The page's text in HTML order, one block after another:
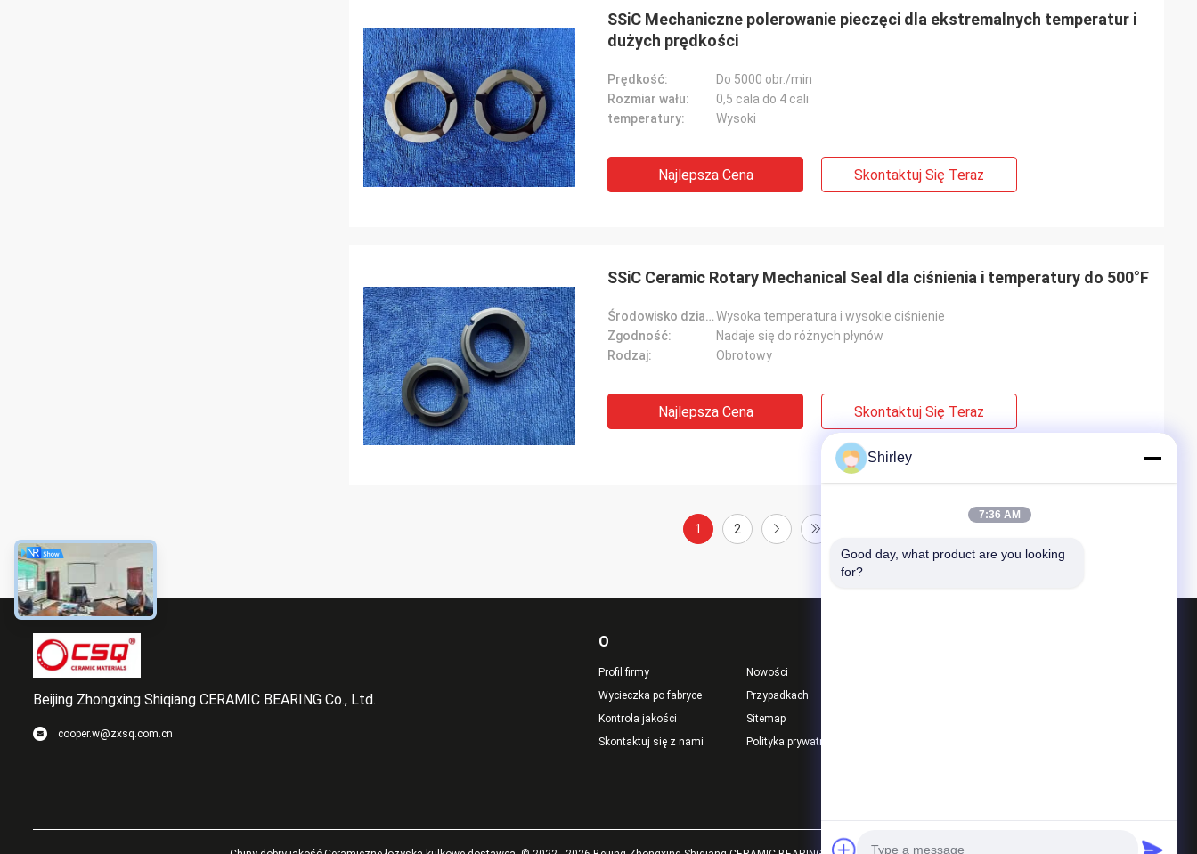
SSiC Mechaniczne polerowanie pieczęci dla ekstremalnych temperatur i
dużych prędkości
Prędkość:
Do 5000 obr./min
Rozmiar wału:
0,5 cala do 4 cali
temperatury:
Wysoki
Najlepsza Cena Skontaktuj Się Teraz
SSiC Ceramic Rotary Mechanical Seal dla ciśnienia i temperatury do 500°F
Środowisko działania:Wysoka temperatura i wysokie ciśnienie
Zgodność:
Nadaje się do różnych płynów
Rodzaj:
Obrotowy
Najlepsza Cena Skontaktuj Się Teraz
1 2
Beijing Zhongxing Shiqiang CERAMIC BEARING Co., Ltd.
cooper.w@zxsq.com.cn
O
Profil firmy
Wycieczka po fabryce
Kontrola jakości
Skontaktuj się z nami
Nowości
Przypadkach
Sitemap
Polityka prywatności
Shirley
7:36 AM
Good day, what product are you looking
for?